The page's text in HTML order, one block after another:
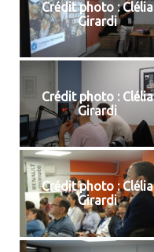
Crédit photo : Clélia
Girardi
Crédit photo : Clélia
Girardi
Crédit photo : Clélia
Girardi